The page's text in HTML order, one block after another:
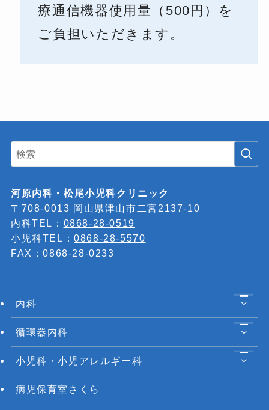
療通信機器使用量（500円）を
ご負担いただきます。
河原内科・松尾小児科クリニック
〒708-0013 岡山県津山市二宮2137-10
内科TEL： 0868-28-0519
小児科TEL：0868-28-5570
FAX：0868-28-0233
内科
循環器内科
小児科・小児アレルギー科
病児保育室さくら